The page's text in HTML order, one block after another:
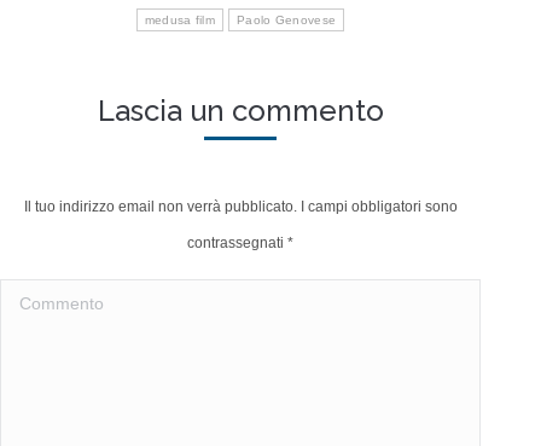
medusa film Paolo Genovese
Lascia un commento
Il tuo indirizzo email non verrà pubblicato. I campi obbligatori sono
contrassegnati *
Commento